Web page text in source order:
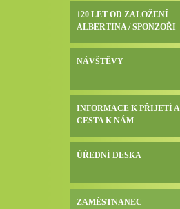
120 LET OD ZALOŽENÍ
ALBERTINA / SPONZOŘI
NÁVŠTĚVY
INFORMACE K PŘIJETÍ A
CESTA K NÁM
ÚŘEDNÍ DESKA
ZAMĚSTNANEC